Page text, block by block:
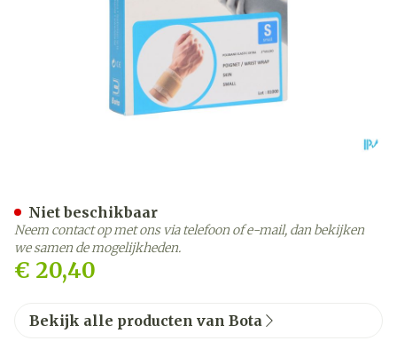
€ 20,40
Niet beschikbaar
Neem contact op met ons via telefoon of e-mail, dan bekijken
we samen de mogelijkheden.
Bekijk alle producten van Bota